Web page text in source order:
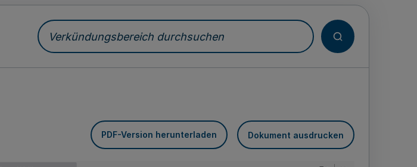
Verkündungsbereich durchsuchen
PDF-Version herunterladen Dokument ausdrucken